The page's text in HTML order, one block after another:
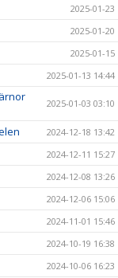
2025-01-23
2025-01-20
2025-01-15
2025-01-13 14:44
2025-01-03 03:10
2024-12-18 13:42
2024-12-11 15:27
2024-12-08 13:26
2024-12-06 15:06
2024-11-01 15:46
2024-10-19 16:38
2024-10-06 16:23